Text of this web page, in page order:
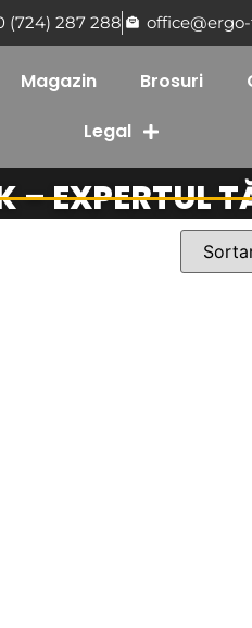
(724) 287 288
Magazin Brosuri
Legal
– EXPERTUL